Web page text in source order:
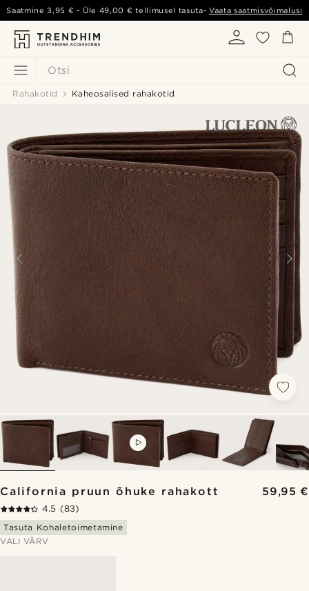
Otsi
Saatmine3,95 € - Üle 49,00 € tellimusel tasuta-Vaata saatmisvõimalusi
Rahakotid Kaheosalised rahakotid
California pruun õhuke rahakott 59,95 €
4.5 (83)
Tasuta Kohaletoimetamine
VALI VÄRV